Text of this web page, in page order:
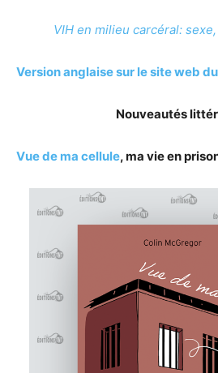
VIH en milieu carcéral:
Version anglaise sur le site web du
Nouveautés
Vue de ma cellule, ma vie en